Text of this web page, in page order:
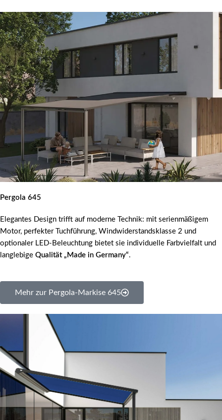
Pergola 645
Elegantes Design trifft auf moderne Technik: mit serienmäßigem
Motor, perfekter Tuchführung, Windwiderstandsklasse 2 und
optionaler LED-Beleuchtung bietet sie individuelle Farbvielfalt und
langlebige Qualität „Made in Germany“.
Mehr zur Pergola-Markise 645